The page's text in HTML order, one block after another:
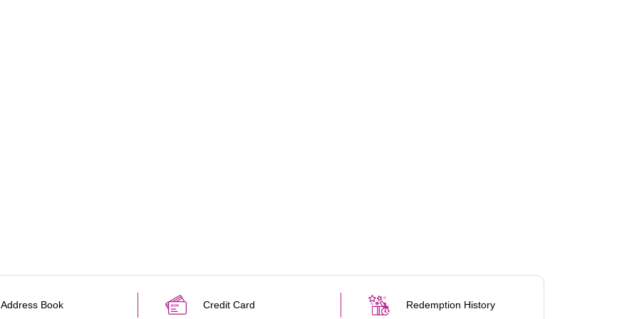
Address Book Credit Card Redemption History